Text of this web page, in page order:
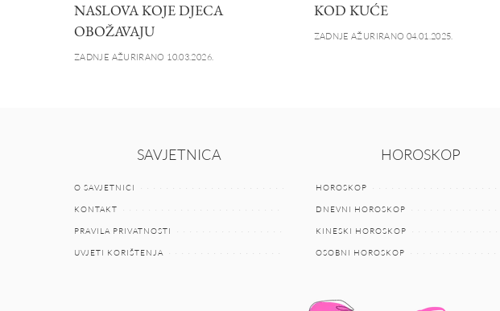
NASLOVA KOJE DJECA
OBOŽAVAJU
ZADNJE AŽURIRANO 10.03.2026.
KOD KUĆE
ZADNJE AŽURIRANO 04.01.2025.
SAVJETNICA
O SAVJETNICI
KONTAKT
PRAVILA PRIVATNOSTI
UVJETI KORIŠTENJA
HOROSKOP
HOROSKOP
DNEVNI HOROSKOP
KINESKI HOROSKOP
OSOBNI HOROSKOP